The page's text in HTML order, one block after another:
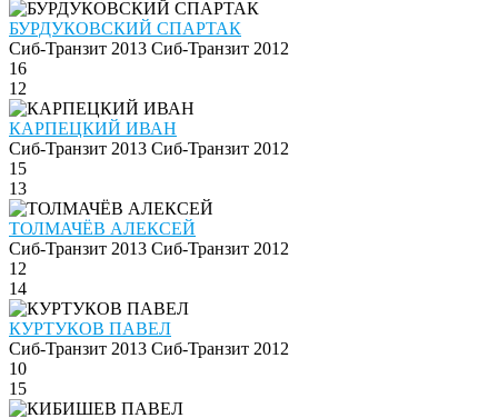
БУРДУКОВСКИЙ СПАРТАК
Сиб-Транзит 2013 Сиб-Транзит 2012
16
12
КАРПЕЦКИЙ ИВАН
Сиб-Транзит 2013 Сиб-Транзит 2012
15
13
ТОЛМАЧЁВ АЛЕКСЕЙ
Сиб-Транзит 2013 Сиб-Транзит 2012
12
14
КУРТУКОВ ПАВЕЛ
Сиб-Транзит 2013 Сиб-Транзит 2012
10
15